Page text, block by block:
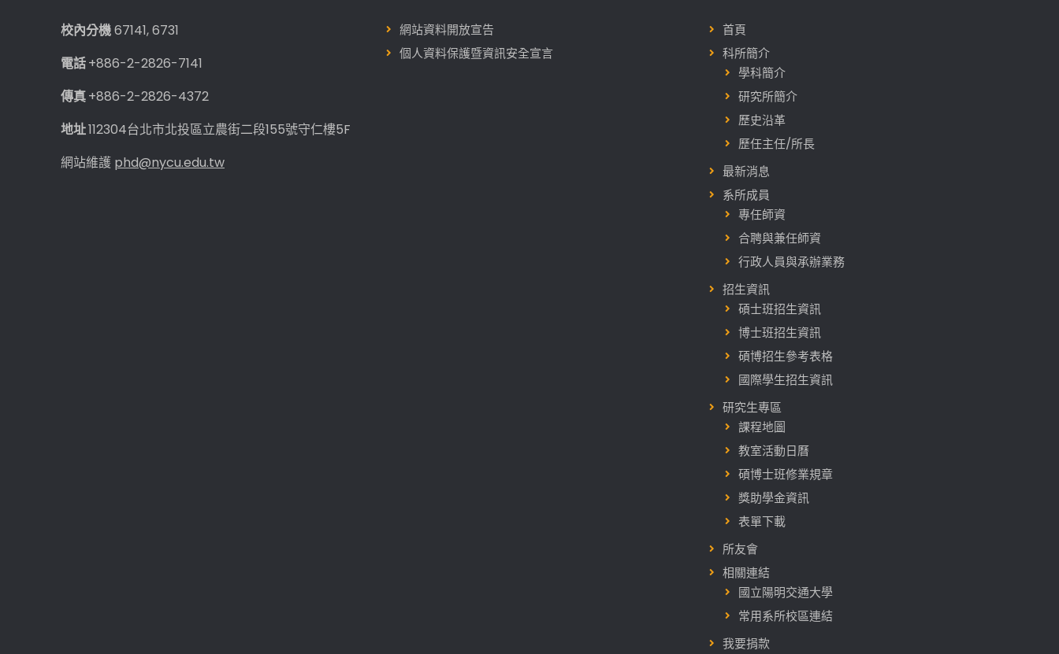
校內分機67141, 6731
電話+886-2-2826-7141
傳真+886-2-2826-4372
地址112304台北市北投區立農街二段155號守仁樓5F
網站維護 phd@nycu.edu.tw
網站資料開放宣告
個人資料保護暨資訊安全宣言
首頁
科所簡介
學科簡介
研究所簡介
歷史沿革
歷任主任/所長
最新消息
系所成員
專任師資
合聘與兼任師資
行政人員與承辦業務
招生資訊
碩士班招生資訊
博士班招生資訊
碩博招生參考表格
國際學生招生資訊
研究生專區
課程地圖
教室活動日曆
碩博士班修業規章
獎助學金資訊
表單下載
所友會
相關連結
國立陽明交通大學
常用系所校區連結
我要捐款